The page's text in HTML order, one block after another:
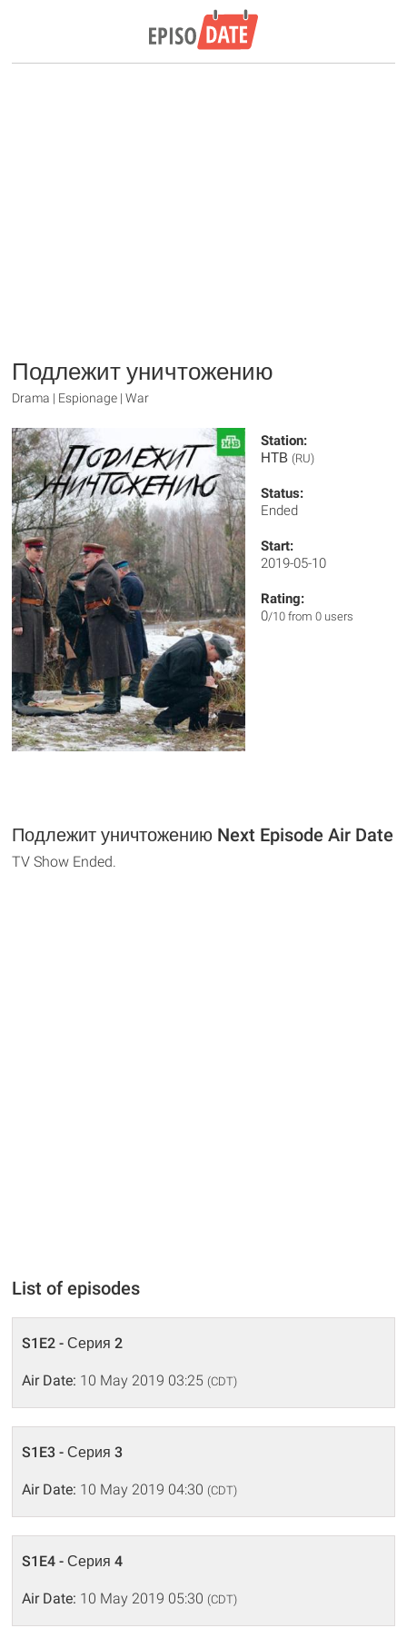
Подлежит уничтожению
Drama | Espionage | War
Station:
НТВ (RU)
Status:
Ended
Start:
2019-05-10
Rating:
0/10 from 0 users
Подлежит уничтожению Next Episode Air Date
TV Show Ended.
List of episodes
S1E2 - Серия 2
Air Date: 10 May 2019 03:25 (CDT)
S1E3 - Серия 3
Air Date: 10 May 2019 04:30 (CDT)
S1E4 - Серия 4
Air Date: 10 May 2019 05:30 (CDT)